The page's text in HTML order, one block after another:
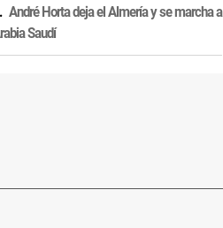
André Horta deja el Almería y se marcha a
Saudí